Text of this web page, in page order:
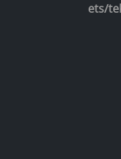
ets/